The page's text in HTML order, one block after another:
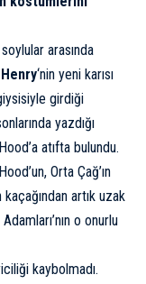
arasında
‘nin yeni karısı
girdiği
yazdığı
atıfta bulundu.
Orta Çağ’ın
artık uzak
o onurlu
kaybolmadı.